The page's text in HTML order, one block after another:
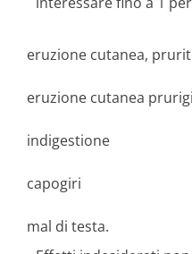
eruzione cutanea,
eruzione cutanea
indigestione
capogiri
mal di testa.